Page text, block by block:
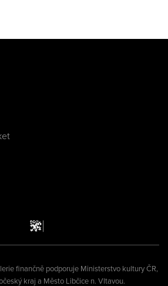
finančně podporuje Ministerstvo kultury ČR,
kraj a Město Libčice n. Vltavou.